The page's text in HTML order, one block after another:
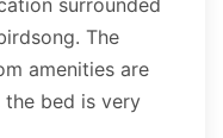
The
amenities are
bed is very